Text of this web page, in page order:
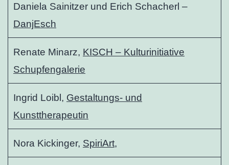
Daniela Sainitzer und Erich Schacherl –
DanjEsch
Renate Minarz, KISCH – Kulturinitiative
Schupfengalerie
Ingrid Loibl, Gestaltungs- und
Kunsttherapeutin
Nora Kickinger, SpiriArt,